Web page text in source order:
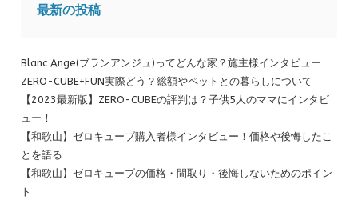
最新の投稿
Blanc Ange(ブランアンジュ)ってどんな家？施主様インタビュー
ZERO-CUBE+FUN実際どう？総額やペットとの暮らしについて
【2023最新版】ZERO-CUBEの評判は？子供5人のママにインタビ
ュー！
【和歌山】ゼロキューブ購入者様インタビュー！価格や後悔したこ
とを語る
【和歌山】ゼロキューブの価格・間取り・後悔しないためのポイン
ト